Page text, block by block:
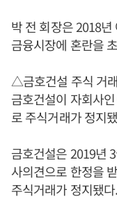
박 전 회장은 2018
금융시장에 혼란을
△금호건설 주식 거
금호건설이 자회사
로 주식거래가 정지
금호건설은 2019년
사의견으로 한정을
주식거래가 정지됐다.